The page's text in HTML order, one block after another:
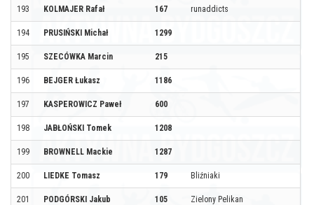
193 KOLMAJER Rafał 167 runaddicts
194 PRUSIŃSKI Michał 1299
195 SZECÓWKA Marcin 215
196 BEJGER Łukasz 1186
197 KASPEROWICZ Paweł 600
198 JABŁOŃSKI Tomek 1208
199 BROWNELL Mackie 1287
200 LIEDKE Tomasz 179 Bliźniaki
201 PODGÓRSKI Jakub 105 Zielony Pelikan